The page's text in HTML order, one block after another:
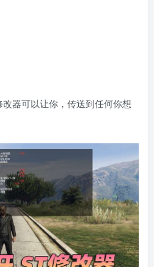
改器可以让你，传送到任何你想